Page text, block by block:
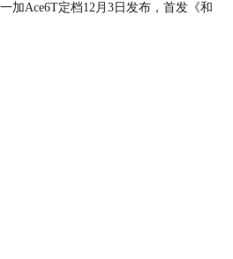
一加Ace6T定档12月3日发布，首发《和